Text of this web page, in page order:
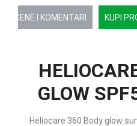
OCENE I KOMENTARI KUPI
GLOW
Heliocare 360 Body glow